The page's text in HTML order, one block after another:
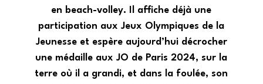
en beach-volley. Il affiche déjà une
participation aux Jeux Olympiques de la
Jeunesse et espère aujourd’hui décrocher
une médaille aux JO de Paris 2024, sur la
terre où il a grandi, et dans la foulée, son